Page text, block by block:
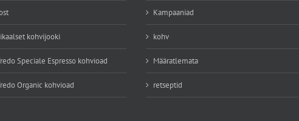
kohvijooki
Speciale Espresso kohvioad
Organic kohvioad
Kampaaniad
kohv
Määratlemata
retseptid